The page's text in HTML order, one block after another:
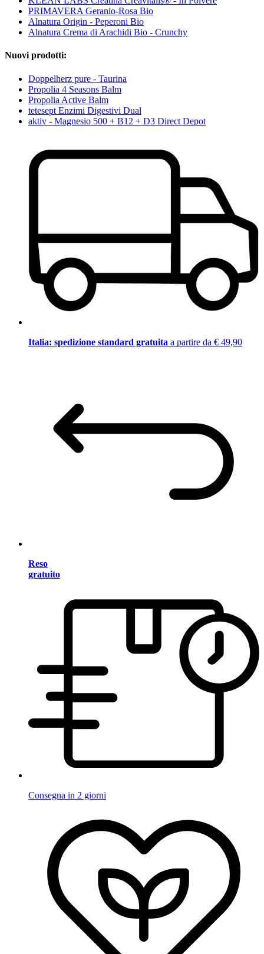
PRIMAVERA Geranio-Rosa Bio
Alnatura Origin - Peperoni Bio
Alnatura Crema di Arachidi Bio - Crunchy
Nuovi prodotti:
Doppelherz pure - Taurina
Propolia 4 Seasons Balm
Propolia Active Balm
tetesept Enzimi Digestivi Dual
aktiv - Magnesio 500 + B12 + D3 Direct Depot
Italia: spedizione standard gratuita a partire da € 49,90
Reso
gratuito
Consegna in 2 giorni